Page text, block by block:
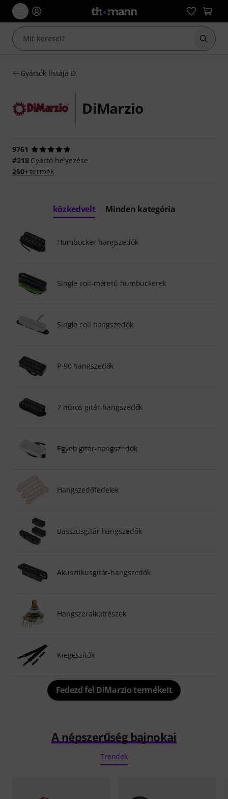
Gyártók listája D
DiMarzio
9761
#218Gyártó helyezése
250+termék
közkedvelt Minden kategória
Humbucker hangszedők
Single coil-méretű humbuckerek
Single coil hangszedők
P-90 hangszedők
7 húros gitár-hangszedők
Egyéb gitár-hangszedők
Hangszedőfedelek
Basszusgitár hangszedők
Akusztikusgitár-hangszedők
Hangszeralkatrészek
Kiegészítők
Fedezd fel DiMarzio termékeit
A népszerűség bajnokai
Trendek